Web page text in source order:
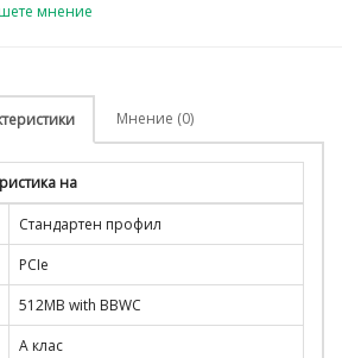
мнение
Мнение (0)
на
Стандартен профил
PCIe
512MB with BBWC
А клас